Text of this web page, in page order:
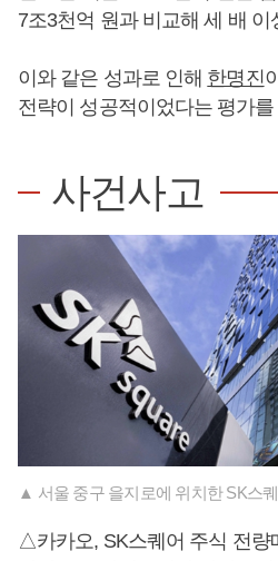
7조3천억 원과 비교해 세 배 이
이와 같은 성과로 인해 한명진
전략이 성공적이었다는 평가
사건사고
▲ 서울 중구 을지로에 위치한 SK스
△카카오, SK스퀘어 주식 전량